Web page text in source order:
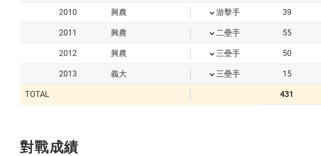
2010 興農 游擊手 39
2011 興農 二壘手 55
2012 興農 三壘手 50
2013 義大 三壘手 15
TOTAL 431
對戰成績